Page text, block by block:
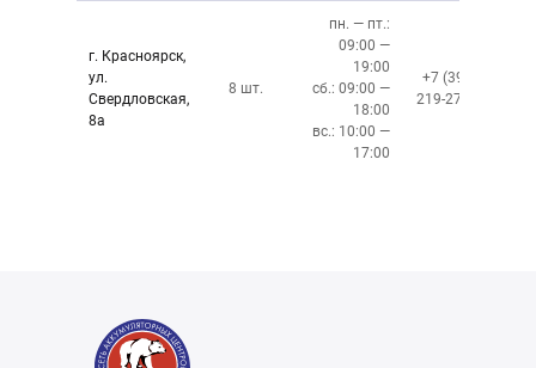
г. Красноярск,
ул.
Свердловская,
8а
8 шт.
пн. — пт.:
09:00 —
19:00
сб.: 09:00 —
18:00
вс.: 10:00 —
17:00
+7 (391)
219-27-50